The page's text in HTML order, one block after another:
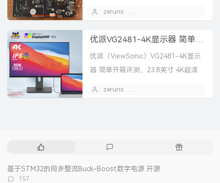
zeruns
优派VG2481-4K显示器 简单开箱评测，24寸4K HDR400 10bit 广色域屏幕
优派（ViewSonic）VG2481-4K显示
器 简单开箱评测，23.8英寸 4K超清
zeruns
热
文
评
随
基于STM32的同步整流Buck-Boost数字电源 开源
评
157